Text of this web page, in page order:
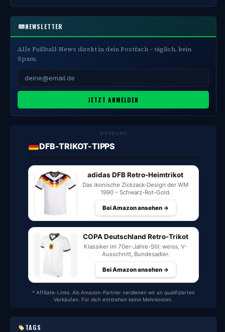
NEWSLETTER
Alle Fußball-News direkt in dein Postfach – täglich, kein
Spam.
JETZT ANMELDEN
WERBUNG
DFB-TRIKOT-TIPPS
adidas DFB Retro-Heimtrikot
Das ikonische Zickzack-Design der WM
1990 – Schwarz-Rot-Gold.
Bei Amazon ansehen →
COPA Deutschland Retro-Trikot
Klassiker im 70er-Jahre-Stil: weiss, V-
Ausschnitt, Bundesadler.
Bei Amazon ansehen →
* Affiliate-Links. Als Amazon-Partner verdienen wir an qualifizierten
Verkäufen. Für dich entstehen keine Mehrkosten.
TAGS